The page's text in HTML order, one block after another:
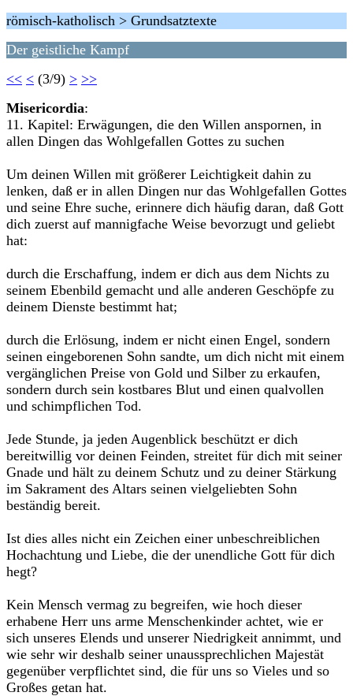
römisch-katholisch > Grundsatztexte
Der geistliche Kampf
<< < (3/9) > >>
Misericordia:
11. Kapitel: Erwägungen, die den Willen anspornen, in
allen Dingen das Wohlgefallen Gottes zu suchen
Um deinen Willen mit größerer Leichtigkeit dahin zu
lenken, daß er in allen Dingen nur das Wohlgefallen Gottes
und seine Ehre suche, erinnere dich häufig daran, daß Gott
dich zuerst auf mannigfache Weise bevorzugt und geliebt
hat:
durch die Erschaffung, indem er dich aus dem Nichts zu
seinem Ebenbild gemacht und alle anderen Geschöpfe zu
deinem Dienste bestimmt hat;
durch die Erlösung, indem er nicht einen Engel, sondern
seinen eingeborenen Sohn sandte, um dich nicht mit einem
vergänglichen Preise von Gold und Silber zu erkaufen,
sondern durch sein kostbares Blut und einen qualvollen
und schimpflichen Tod.
Jede Stunde, ja jeden Augenblick beschützt er dich
bereitwillig vor deinen Feinden, streitet für dich mit seiner
Gnade und hält zu deinem Schutz und zu deiner Stärkung
im Sakrament des Altars seinen vielgeliebten Sohn
beständig bereit.
Ist dies alles nicht ein Zeichen einer unbeschreiblichen
Hochachtung und Liebe, die der unendliche Gott für dich
hegt?
Kein Mensch vermag zu begreifen, wie hoch dieser
erhabene Herr uns arme Menschenkinder achtet, wie er
sich unseres Elends und unserer Niedrigkeit annimmt, und
wie sehr wir deshalb seiner unaussprechlichen Majestät
gegenüber verpflichtet sind, die für uns so Vieles und so
Großes getan hat.